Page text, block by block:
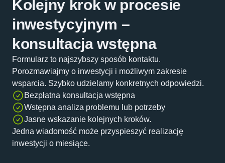
Kolejny krok w procesie
inwestycyjnym –
konsultacja wstępna
Formularz to najszybszy sposób kontaktu.
Porozmawiajmy o inwestycji i możliwym zakresie
wsparcia. Szybko udzielamy konkretnych odpowiedzi.
Bezpłatna konsultacja wstępna
Wstępna analiza problemu lub potrzeby
Jasne wskazanie kolejnych kroków.
Jedna wiadomość może przyspieszyć realizację
inwestycji o miesiące.